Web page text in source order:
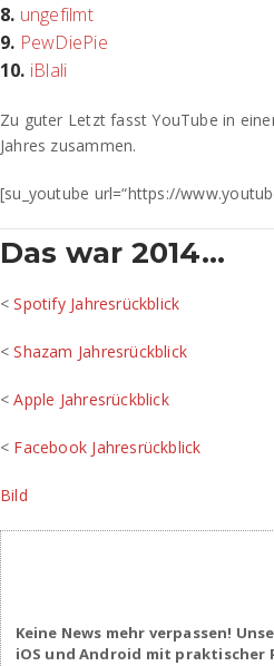
8. ungefilmt
9. PewDiePie
10. iBlali
Zu guter Letzt fasst YouTube in
Jahres zusammen.
[su_youtube url=“https://
Das war 2014…
<Spotify Jahresrückblick
<Shazam Jahresrückblick
<Apple Jahresrückblick
< Facebook Jahresrückblick
Bild
Keine News mehr verpassen!
iOS und Android mit praktischer